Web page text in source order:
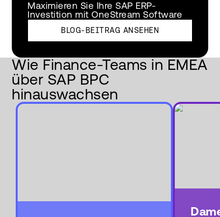
Maximieren Sie Ihre SAP ERP-
Investition mit OneStream Software
BLOG-BEITRAG ANSEHEN
Wie Finance-Teams in EMEA
über SAP BPC
hinauswachsen